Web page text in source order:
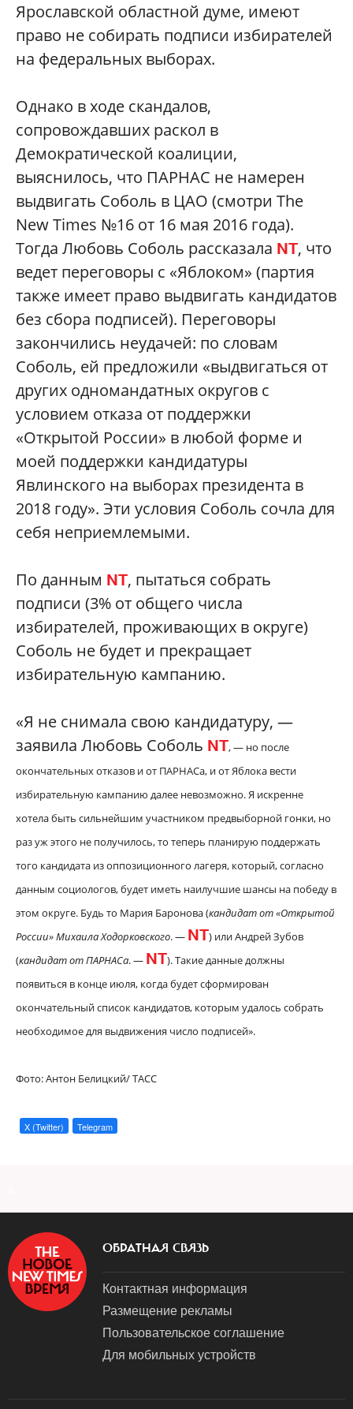
Ярославской областной думе, имеют
право не собирать подписи избирателей
на федеральных выборах.
Однако в ходе скандалов,
сопровождавших раскол в
Демократической коалиции,
выяснилось, что ПАРНАС не намерен
выдвигать Соболь в ЦАО (смотри The
New Times №16 от 16 мая 2016 года).
Тогда Любовь Соболь рассказала NT, что
ведет переговоры с «Яблоком» (партия
также имеет право выдвигать кандидатов
без сбора подписей). Переговоры
закончились неудачей: по словам
Соболь, ей предложили «выдвигаться от
других одномандатных округов с
условием отказа от поддержки
«Открытой России» в любой форме и
моей поддержки кандидатуры
Явлинского на выборах президента в
2018 году». Эти условия Соболь сочла для
себя неприемлемыми.
По данным NT, пытаться собрать
подписи (3% от общего числа
избирателей, проживающих в округе)
Соболь не будет и прекращает
избирательную кампанию.
«Я не снимала свою кандидатуру, —
заявила Любовь Соболь NT, — но после
окончательных отказов и от ПАРНАСа, и от Яблока вести
избирательную кампанию далее невозможно. Я искренне
хотела быть сильнейшим участником предвыборной гонки, но
раз уж этого не получилось, то теперь планирую поддержать
того кандидата из оппозиционного лагеря, который, согласно
данным социологов, будет иметь наилучшие шансы на победу в
этом округе. Будь то Мария Баронова (кандидат от «Открытой
России» Михаила Ходорковского. — NT) или Андрей Зубов
(кандидат от ПАРНАСа. — NT). Такие данные должны
появиться в конце июля, когда будет сформирован
окончательный список кандидатов, которым удалось собрать
необходимое для выдвижения число подписей».
Фото: Антон Белицкий/ ТАСС
X (Twitter) Telegram
ОБРАТНАЯ СВЯЗЬ
Контактная информация
Размещение рекламы
Пользовательское соглашение
Для мобильных устройств